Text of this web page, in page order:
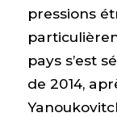
pressions
pays s’est
de 2014,